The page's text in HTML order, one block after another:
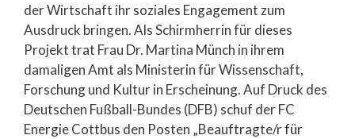
der Wirtschaft ihr soziales Engagement zum
Ausdruck bringen. Als Schirmherrin für dieses
Projekt trat Frau Dr. Martina Münch in ihrem
damaligen Amt als Ministerin für Wissenschaft,
Forschung und Kultur in Erscheinung. Auf Druck des
Deutschen Fußball-Bundes (DFB) schuf der FC
Energie Cottbus den Posten „Beauftragte/r für